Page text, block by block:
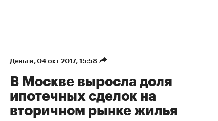
Деньги⁠, 04 окт 2017, 15:58
В Москве выросла доля
ипотечных сделок на
вторичном рынке жилья